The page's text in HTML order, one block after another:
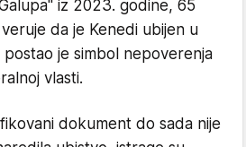
iz 2023. godine, 65
da je Kenedi ubijen u
postao je simbol nepoverenja
vlasti.
dokument do sada nije